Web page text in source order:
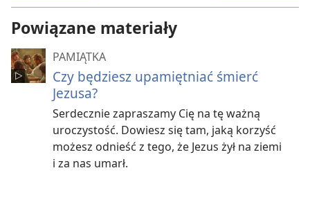
Powiązane materiały
PAMIĄTKA
Czy będziesz upamiętniać śmierć
Jezusa?
Serdecznie zapraszamy Cię na tę ważną
uroczystość. Dowiesz się tam, jaką korzyść
możesz odnieść z tego, że Jezus żył na ziemi
i za nas umarł.